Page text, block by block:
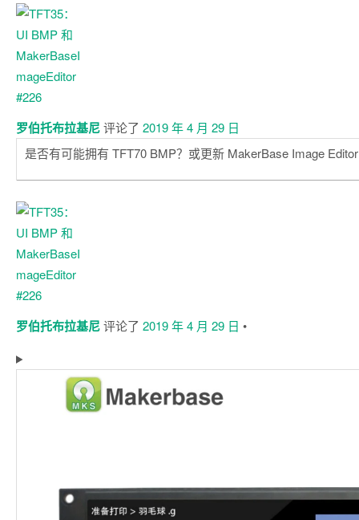
罗伯托布拉基尼评论了 2019 年 4 月 29 日
是否有可能拥有 TFT70 BMP？或更新 MakerBase Image
罗伯托布拉基尼评论了 2019 年 4 月 29 日 •